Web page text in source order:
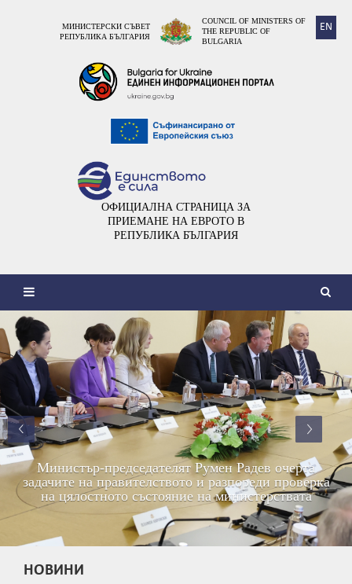
EN
МИНИСТЕРСКИ СЪВЕТ
РЕПУБЛИКА БЪЛГАРИЯ
COUNCIL OF MINISTERS OF
THE REPUBLIC OF
BULGARIA
ОФИЦИАЛНА СТРАНИЦА ЗА
ПРИЕМАНЕ НА ЕВРОТО В
РЕПУБЛИКА БЪЛГАРИЯ
Министър-председателят Румен Радев очерта
задачите на правителството и разпореди проверка
на цялостното състояние на министерствата
НОВИНИ